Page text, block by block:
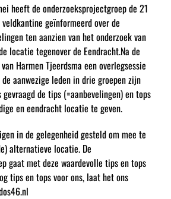
heeft de onderzoeksprojectgroep de 21
geïnformeerd over de
ten aanzien van het onderzoek van
locatie tegenover de Eendracht.Na de
Harmen Tjeerdsma een overlegsessie
aanwezige leden in drie groepen zijn
de tips (=aanbevelingen) en tops
en eendracht locatie te geven.
in de gelegenheid gesteld om mee te
alternatieve locatie. De
gaat met deze waardevolle tips en tops
tips en tops voor ons, laat het ons